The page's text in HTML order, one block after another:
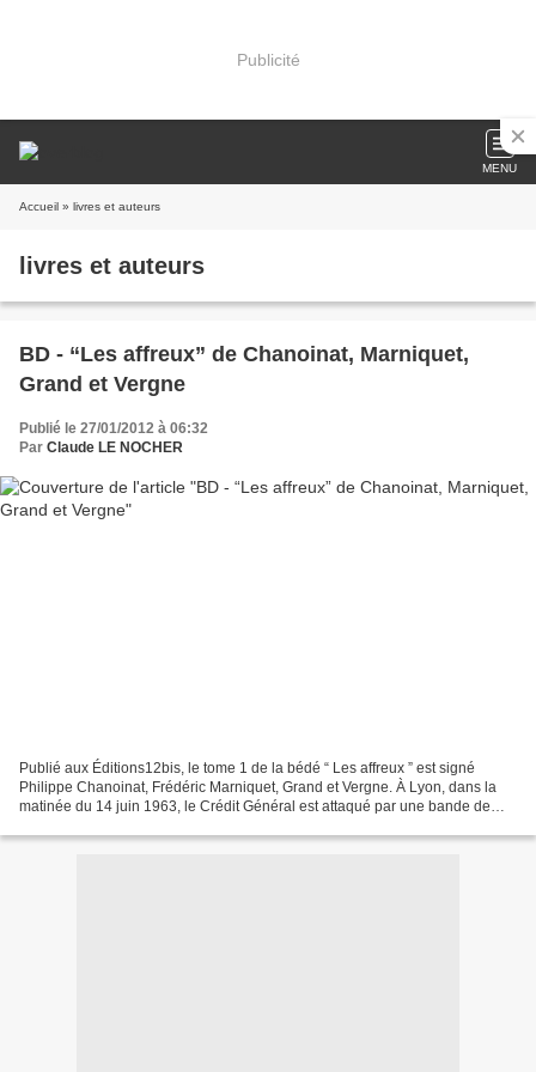
Publicité
MENU
Accueil » livres et auteurs
livres et auteurs
BD - “Les affreux” de Chanoinat, Marniquet,
Grand et Vergne
Publié le 27/01/2012 à 06:32
Par Claude LE NOCHER
Publié aux Éditions12bis, le tome 1 de la bédé “ Les affreux ” est signé
Philippe Chanoinat, Frédéric Marniquet, Grand et Vergne. À Lyon, dans la
matinée du 14 juin 1963, le Crédit Général est attaqué par une bande de